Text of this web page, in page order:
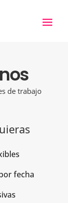
de trabajo
fecha